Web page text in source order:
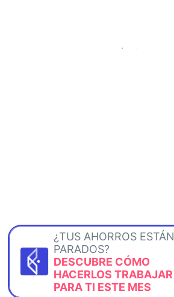
¿TUS AHORROS ESTÁN
PARADOS?
DESCUBRE CÓMO
HACERLOS TRABAJAR
PARA TI ESTE MES